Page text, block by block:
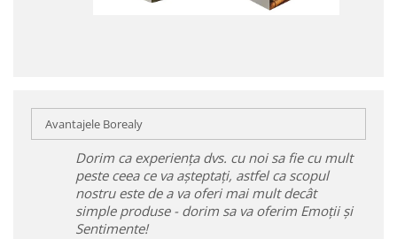
Avantajele Borealy
Dorim ca experiența dvs. cu noi sa fie cu mult
peste ceea ce va așteptați, astfel ca scopul
nostru este de a va oferi mai mult decât
simple produse - dorim sa va oferim Emoții și
Sentimente!